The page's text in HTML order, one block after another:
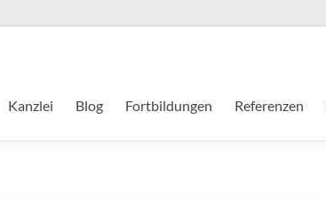
Kanzlei Blog Fortbildungen Referenzen